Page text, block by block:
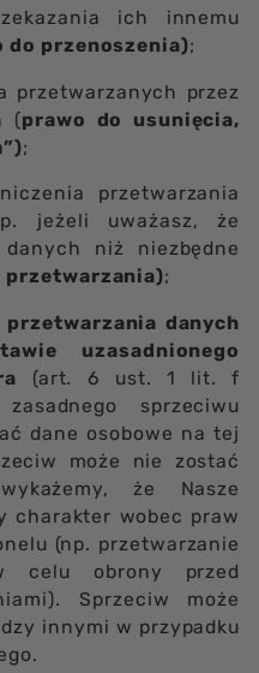
ich innemu
do przenoszenia);
przetwarzanych przez
(prawo do usunięcia,
;
przetwarzania
jeżeli uważasz, że
niż niezbędne
przetwarzania);
danych
uzasadnionego
(art. 6 ust. 1 lit. f
sprzeciwu
dane osobowe na tej
może nie zostać
że Nasze
charakter wobec praw
(np. przetwarzanie
celu obrony przed
Sprzeciw może
innymi w przypadku